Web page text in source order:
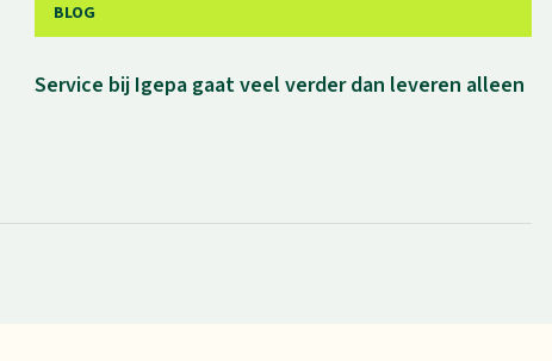
BLOG
Service bij Igepa gaat veel verder dan leveren alleen